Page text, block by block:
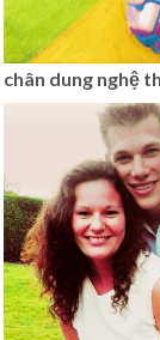
chân dung nghệ